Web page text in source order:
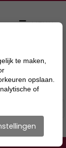
te maken,
opslaan.
of